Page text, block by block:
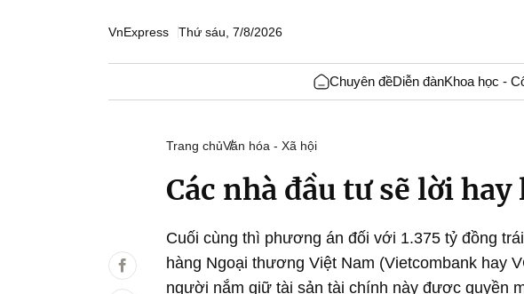
VnExpress Thứ sáu, 7/8/2026
Chuyên đềDiễn đànKhoa học -
Trang chủVăn hóa - Xã hội
Các nhà đầu tư sẽ lời hay
Cuối cùng thì phương án đối với 1.375 tỷ đồng
hàng Ngoại thương Việt Nam (Vietcombank hay
người nắm giữ tài sản tài chính này được quyền